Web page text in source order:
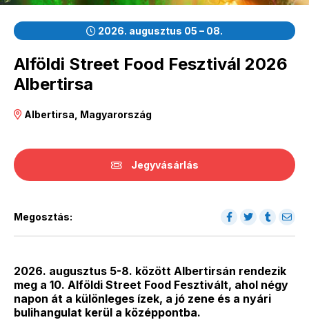
2026. augusztus 05 – 08.
Alföldi Street Food Fesztivál 2026
Albertirsa
Albertirsa, Magyarország
Jegyvásárlás
Megosztás:
2026. augusztus 5-8. között Albertirsán rendezik
meg a 10. Alföldi Street Food Fesztivált, ahol négy
napon át a különleges ízek, a jó zene és a nyári
bulihangulat kerül a középpontba.